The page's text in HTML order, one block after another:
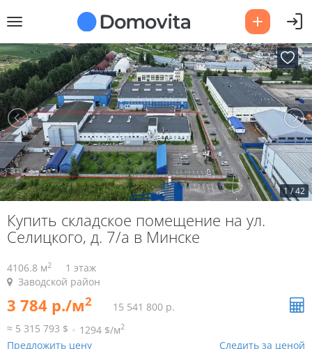
1/42
Купить складское помещение на ул.
Селицкого, д. 7/а в Минске
4106.8 м2
1 этаж
Заводской район
3 784 р./м2
15 541 800 р.
≈ 5 315 793 $
1294 $/м2
Предложить цену Следить за ценой